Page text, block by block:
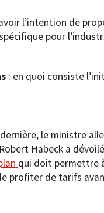
l’intention de
pour
: en quoi consiste
le ministre
Habeck a
qui doit permettre
profiter de tarifs